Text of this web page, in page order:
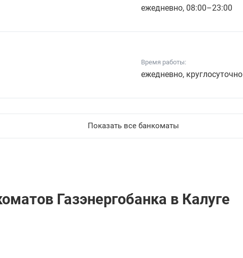
ежедневно, 08:00–23:00
Время работы:
ежедневно, круглосуточно
Показать все банкоматы
Газэнергобанкa в Калуге